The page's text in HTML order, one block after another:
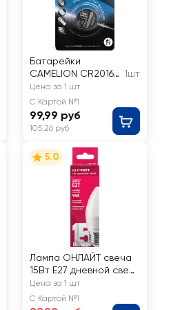
Батарейки
CAMELION CR2016
BL-1 (CR2016-BP1,
литиевая, 3В), Арт.
3068
1шт
Цена за 1 шт
С Картой №1
99,99 руб
105,26 руб
5.0
Лампа ОНЛАЙТ свеча
15Вт Е27 дневной свет,
Арт. 90456
Цена за 1 шт
С Картой №1